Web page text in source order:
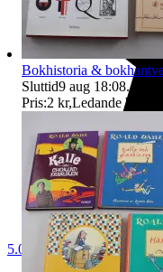
5.0
Bokhistoria &
Sluttid9 aug 18:08.
Pris:2 kr,Ledande bud